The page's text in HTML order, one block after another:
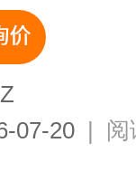
07-20 | 阅